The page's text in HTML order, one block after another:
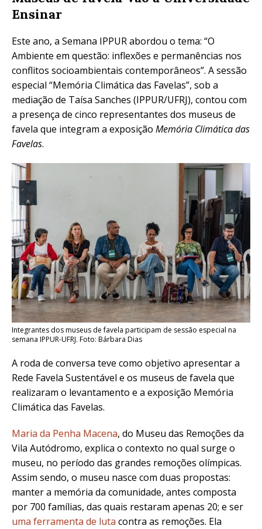
Ensinar
Este ano, a Semana IPPUR abordou o tema: “O
Ambiente em questão: inflexões e permanências nos
conflitos socioambientais contemporâneos”. A sessão
especial “Memória Climática das Favelas”, sob a
mediação de Taísa Sanches (IPPUR/UFRJ), contou com
a presença de cinco representantes dos museus de
favela que integram a exposição Memória Climática das
Favelas.
Integrantes dos museus de favela participam de sessão especial na
semana IPPUR-UFRJ. Foto: Bárbara Dias
A roda de conversa teve como objetivo apresentar a
Rede Favela Sustentável e os museus de favela que
realizaram o levantamento e a exposição Memória
Climática das Favelas.
Maria da Penha Macena, do Museu das Remoções da
Vila Autódromo, explica o contexto no qual surge o
museu, no período das grandes remoções olímpicas.
Assim sendo, o museu nasce com duas propostas:
manter a memória da comunidade, antes composta
por 700 famílias, das quais restaram apenas 20; e ser
uma ferramenta de luta contra as remoções. Ela